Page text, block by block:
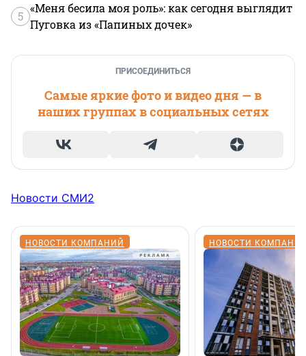
5
«Меня бесила моя роль»: как сегодня выглядит
Пуговка из «Папиных дочек»
ПРИСОЕДИНИТЬСЯ
Самые яркие фото и видео дня — в
наших группах в социальных сетях
Новости СМИ2
НОВОСТИ КОМПАНИЙ НОВОСТИ